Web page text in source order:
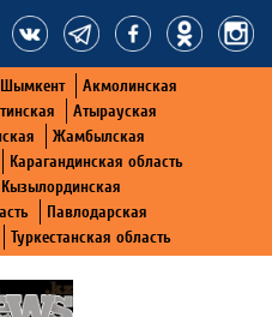
Шымкент
Акмолинская
Атырауская
Жамбылская
Карагандинская область
Кызылординская
Павлодарская
Туркестанская область